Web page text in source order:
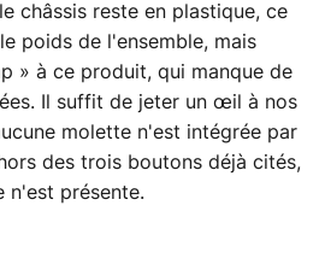
châssis reste en plastique, ce
poids de l'ensemble, mais
» à ce produit, qui manque de
Il suffit de jeter un œil à nos
molette n'est intégrée par
des trois boutons déjà cités,
n'est présente.